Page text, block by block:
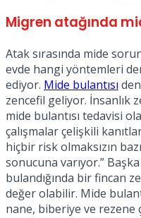
Migren atağında
Atak sırasında mide
evde hangi yöntemleri
ediyor. Mide bulantısı
zencefil geliyor. İnsanlık
mide bulantısı tedavisi
çalışmalar çelişkili
hiçbir risk olmaksızın
sonucuna varıyor.”
bulandığında bir fincan
değer olabilir. Mide
nane, biberiye ve rezene